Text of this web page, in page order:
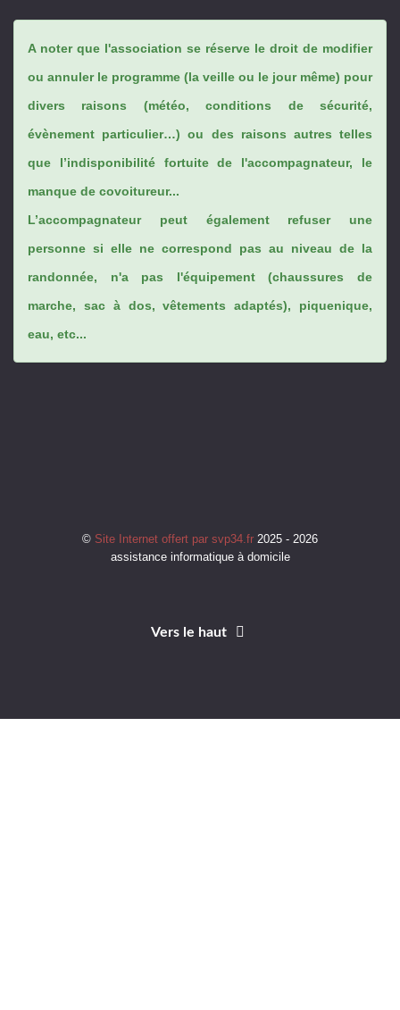
A noter que l'association se réserve le droit de modifier
ou annuler le programme (la veille ou le jour même) pour
divers raisons (météo, conditions de sécurité,
évènement particulier…) ou des raisons autres telles
que l’indisponibilité fortuite de l'accompagnateur, le
manque de covoitureur...
L’accompagnateur peut également refuser une
personne si elle ne correspond pas au niveau de la
randonnée, n'a pas l'équipement (chaussures de
marche, sac à dos, vêtements adaptés), piquenique,
eau, etc...
© Site Internet offert par svp34.fr 2025 - 2026
assistance informatique à domicile
Vers le haut